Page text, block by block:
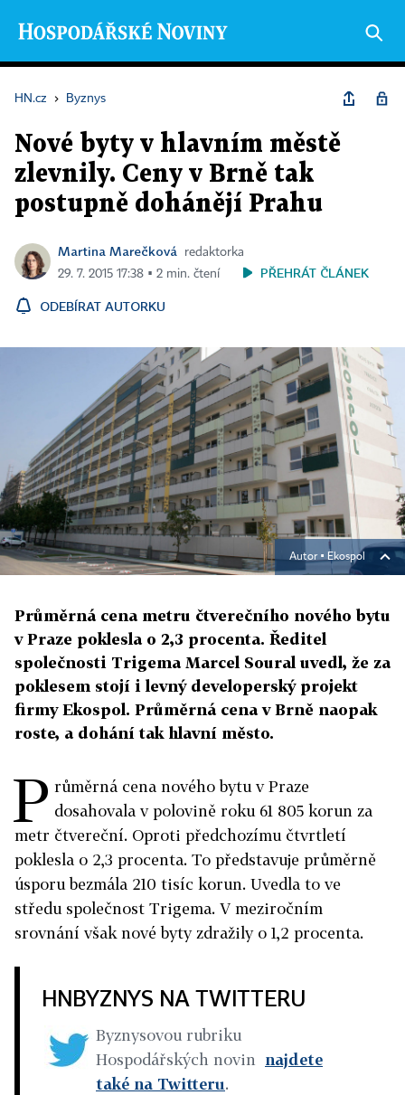
HN.cz › Byznys
Nové byty v hlavním městě
zlevnily. Ceny v Brně tak
postupně dohánějí Prahu
Martina Marečková
redaktorka
29. 7. 2015 17:38 ▪ 2 min. čtení
PŘEHRÁT ČLÁNEK
ODEBÍRAT AUTORKU
Autor ▪ Ekospol
Průměrná cena metru čtverečního nového bytu
v Praze poklesla o 2,3 procenta. Ředitel
společnosti Trigema Marcel Soural uvedl, že za
poklesem stojí i levný developerský projekt
firmy Ekospol. Průměrná cena v Brně naopak
roste, a dohání tak hlavní město.
P růměrná cena nového bytu v Praze
dosahovala v polovině roku 61 805 korun za
metr čtvereční. Oproti předchozímu čtvrtletí
poklesla o 2,3 procenta. To představuje průměrně
úsporu bezmála 210 tisíc korun. Uvedla to ve
středu společnost Trigema. V meziročním
srovnání však nové byty zdražily o 1,2 procenta.
HNBYZNYS NA TWITTERU
Byznysovou rubriku
Hospodářských novin najdete
také na Twitteru.